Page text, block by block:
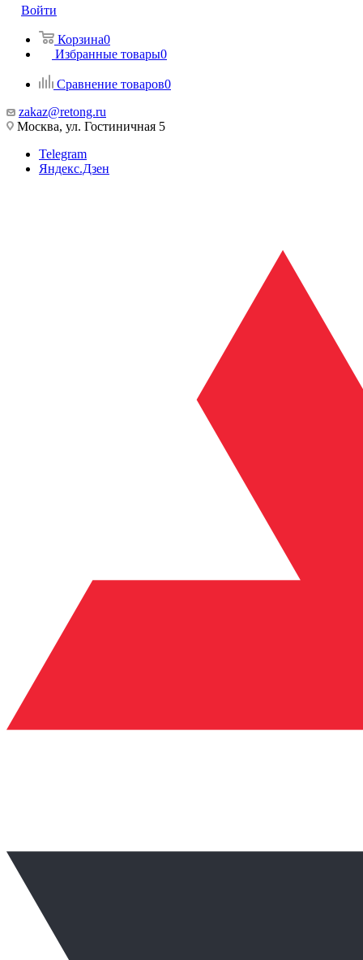
Войти
Корзина0
Избранные товары0
Сравнение товаров0
zakaz@retong.ru
Москва, ул. Гостиничная 5
Telegram
Яндекс.Дзен